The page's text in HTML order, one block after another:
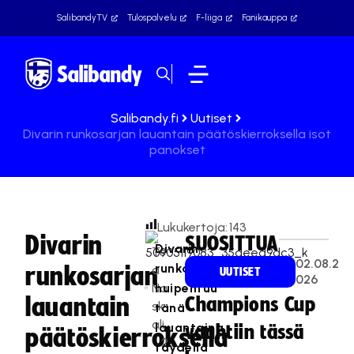
SalibandyTV Tulospalvelu F-liiga Fanikauppa
Salibandy.fi
Uutiset
Divarin runkosarjan lauantain päätöskierroksella isot
panokset
Divarin
runkosarjan
lauantain
päätöskierroksella
Te
a
Na
sk
ali
2
Lukukertoja:143
Divarin
runkosarja
huipentuu
tänä
lauantaina
täydellä
SUOSITTUA
UUTISET
02.08.2
026
Champions Cup
vauhtiin tässä